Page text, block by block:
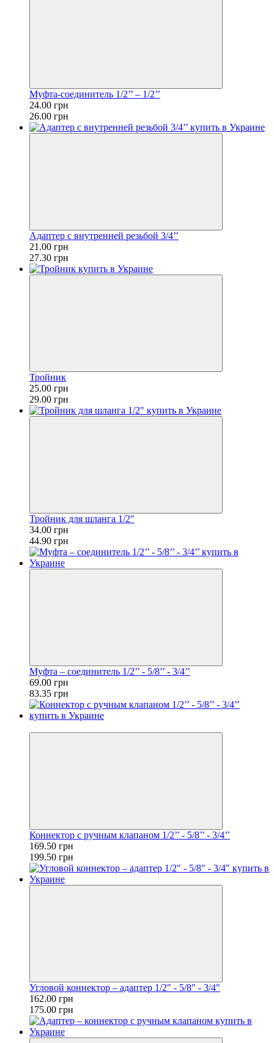
Муфта-соединитель 1/2’’ – 1/2’’
24.00 грн
26.00 грн
Адаптер с внутренней резьбой 3/4’’
21.00 грн
27.30 грн
Тройник
25.00 грн
29.00 грн
Тройник для шланга 1/2"
34.00 грн
44.90 грн
Муфта – соединитель 1/2’’ - 5/8’’ - 3/4’’
69.00 грн
83.35 грн
Коннектор с ручным клапаном 1/2’’ - 5/8’’ - 3/4’’
169.50 грн
199.50 грн
Угловой коннектор – адаптер 1/2" - 5/8" - 3/4"
162.00 грн
175.00 грн